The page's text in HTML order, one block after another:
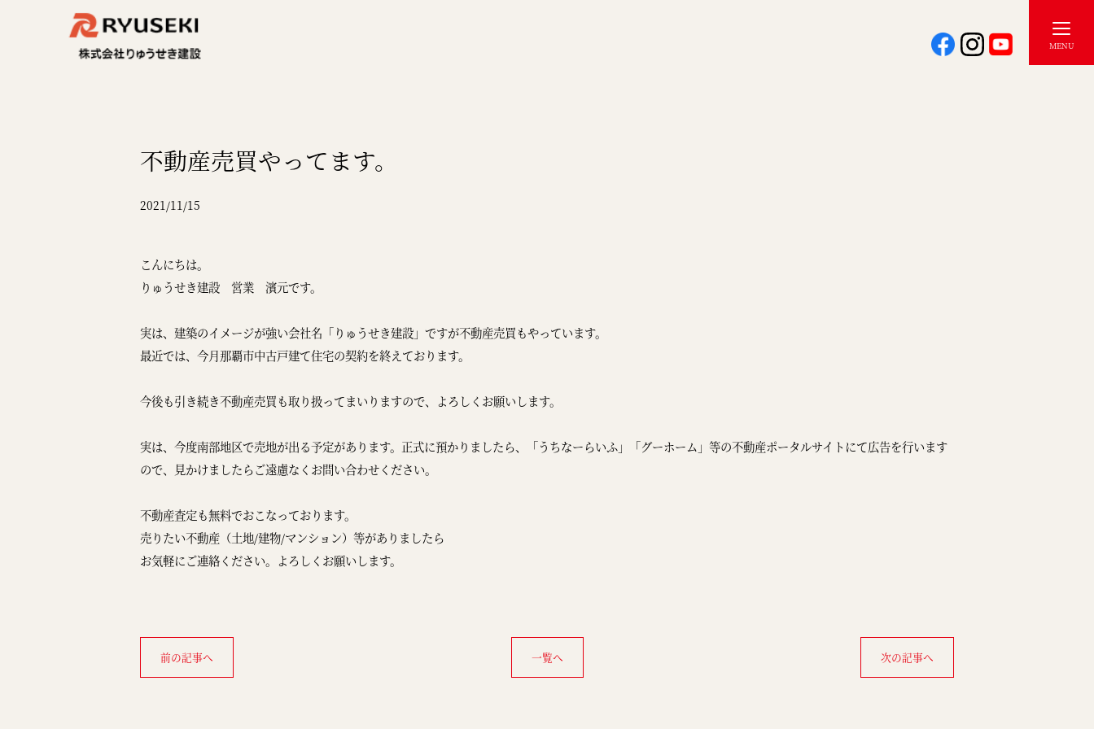
不動産売買やってます。
2021/11/15
こんにちは。
りゅうせき建設 営業 濱元です。
実は、建築のイメージが強い会社名「りゅうせき建設」ですが不動産売買もやっています。
最近では、今月那覇市中古戸建て住宅の契約を終えております。
今後も引き続き不動産売買も取り扱ってまいりますので、よろしくお願いします。
実は、今度南部地区で売地が出る予定があります。正式に預かりましたら、「うちなーらいふ」「グーホーム」等の不動産ポータルサイトにて広告を行います
ので、見かけましたらご遠慮なくお問い合わせください。
不動産査定も無料でおこなっております。
売りたい不動産（土地/建物/マンション）等がありましたら
お気軽にご連絡ください。よろしくお願いします。
前の記事へ 一覧へ 次の記事へ